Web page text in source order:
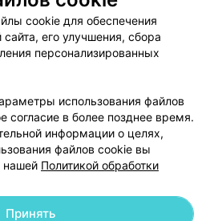
Способы оплаты
Партнеры
103.by
настройки cookie
данных
cookie для обеспечения
сайта, его улучшения, сбора
персонализированных
использования файлов
согласие в более позднее время.
информации о целях,
файлов cookie вы
нашей Политикой обработки
Принять